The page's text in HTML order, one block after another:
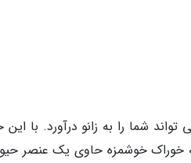
شما را به زانو درآورد. با
خوراک خوشمزه حاوی یک عنصر